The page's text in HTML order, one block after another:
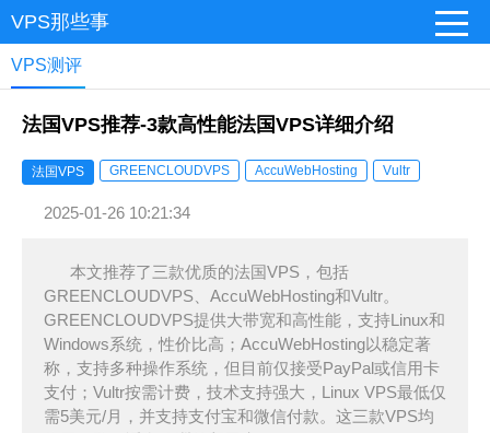
VPS那些事
VPS测评
法国VPS推荐-3款高性能法国VPS详细介绍
法国VPS GREENCLOUDVPS AccuWebHosting Vultr
2025-01-26 10:21:34
本文推荐了三款优质的法国VPS，包括
GREENCLOUDVPS、AccuWebHosting和Vultr。
GREENCLOUDVPS提供大带宽和高性能，支持Linux和
Windows系统，性价比高；AccuWebHosting以稳定著
称，支持多种操作系统，但目前仅接受PayPal或信用卡
支付；Vultr按需计费，技术支持强大，Linux VPS最低仅
需5美元/月，并支持支付宝和微信付款。这三款VPS均